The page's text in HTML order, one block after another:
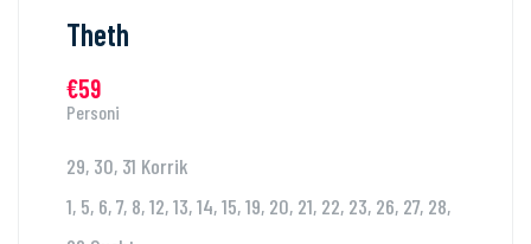
Theth
€59
Personi
29, 30, 31 Korrik
1, 5, 6, 7, 8, 12, 13, 14, 15, 19, 20, 21, 22, 23, 26, 27, 28,